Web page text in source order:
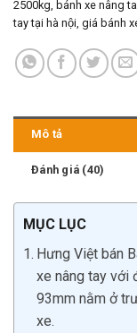
2500kg bánh xe nâng
tay tại hà nội giá bánh
Mô tả
Đánh giá (40)
MỤC LỤC
Hưng Việt bán
xe nâng tay với
93mm nằm ở
xe.